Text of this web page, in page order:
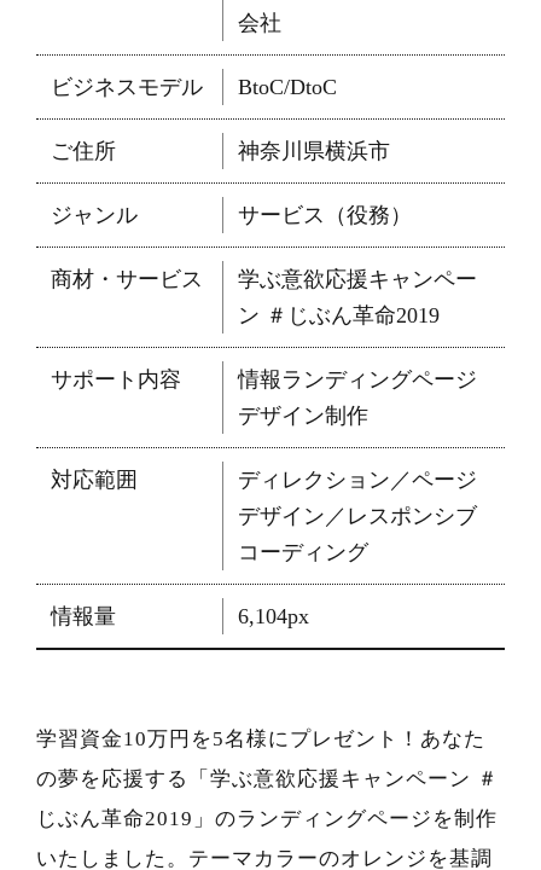
会社
ビジネスモデル BtoC/DtoC
ご住所 神奈川県横浜市
ジャンル サービス（役務）
商材・サービス
学ぶ意欲応援キャンペー
ン ＃じぶん革命2019
サポート内容
情報ランディングページ
デザイン制作
対応範囲
ディレクション／ページ
デザイン／レスポンシブ
コーディング
情報量 6,104px
学習資金10万円を5名様にプレゼント！あなた
の夢を応援する「学ぶ意欲応援キャンペーン ＃
じぶん革命2019」のランディングページを制作
いたしました。テーマカラーのオレンジを基調